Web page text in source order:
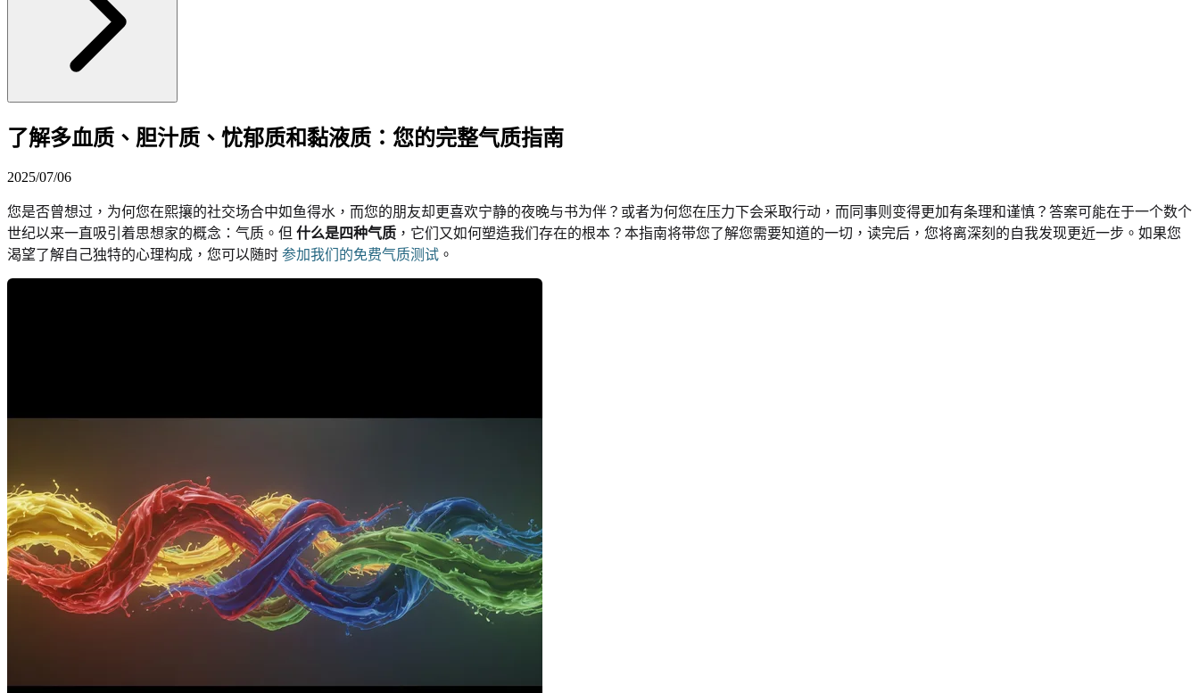
了解多血质、胆汁质、忧郁质和黏液质：您的完整气质指南
2025/07/06
您是否曾想过，为何您在熙攘的社交场合中如鱼得水，而您的朋友却更喜欢宁静的夜晚与书为伴？或者为何您在压力下会采取行动，而同事则变得更加有条理和谨慎？答案可能在于一个数个
世纪以来一直吸引着思想家的概念：气质。但 什么是四种气质 ，它们又如何塑造我们存在的根本？本指南将带您了解您需要知道的一切，读完后，您将离深刻的自我发现更近一步。如果您
渴望了解自己独特的心理构成，您可以随时 参加我们的免费气质测试 。